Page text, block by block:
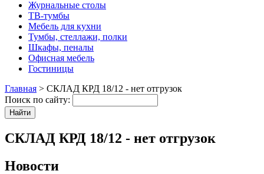
Журнальные столы
ТВ-тумбы
Мебель для кухни
Тумбы, стеллажи, полки
Шкафы, пеналы
Офисная мебель
Гостиницы
Главная > СКЛАД КРД 18/12 - нет отгрузок
Поиск по сайту:
СКЛАД КРД 18/12 - нет отгрузок
Новости